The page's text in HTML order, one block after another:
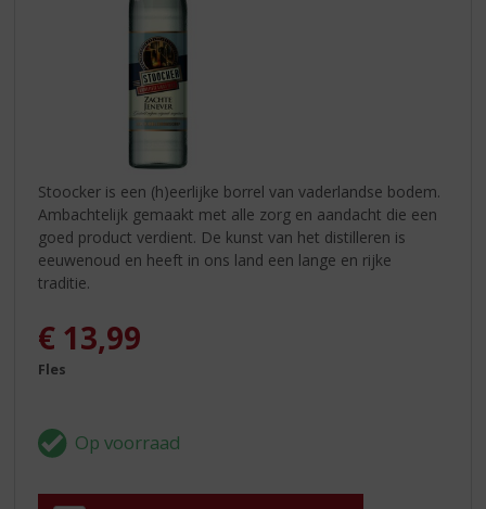
Stoocker is een (h)eerlijke borrel van vaderlandse bodem.
Ambachtelijk gemaakt met alle zorg en aandacht die een
goed product verdient. De kunst van het distilleren is
eeuwenoud en heeft in ons land een lange en rijke
traditie.
€ 13,99
Fles